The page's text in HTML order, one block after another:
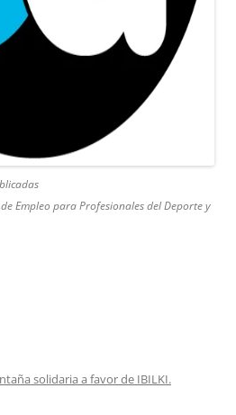
Empleo para Profesionales del Deporte y
solidaria a favor de IBILKI.